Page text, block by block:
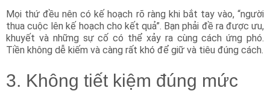
Mọi thứ đều nên có kế hoạch rõ ràng khi bắt tay vào, “người
thua cuộc lên kế hoạch cho kết quả”. Bạn phải đề ra được ưu,
khuyết và những sự cố có thể xảy ra cùng cách ứng phó.
Tiền không dễ kiếm và càng rất khó để giữ và tiêu đúng cách.
3. Không tiết kiệm đúng mức